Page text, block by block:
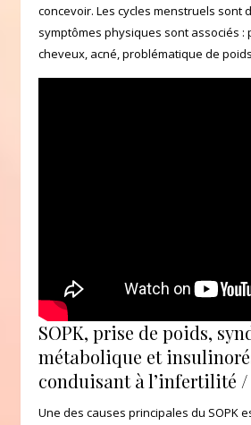
concevoir. Les cycles menstruels sont
symptômes physiques sont associés :
cheveux, acné, problématique de
SOPK, prise de poids,
métabolique et
conduisant à l’infertilité /
Une des causes principales du SOPK